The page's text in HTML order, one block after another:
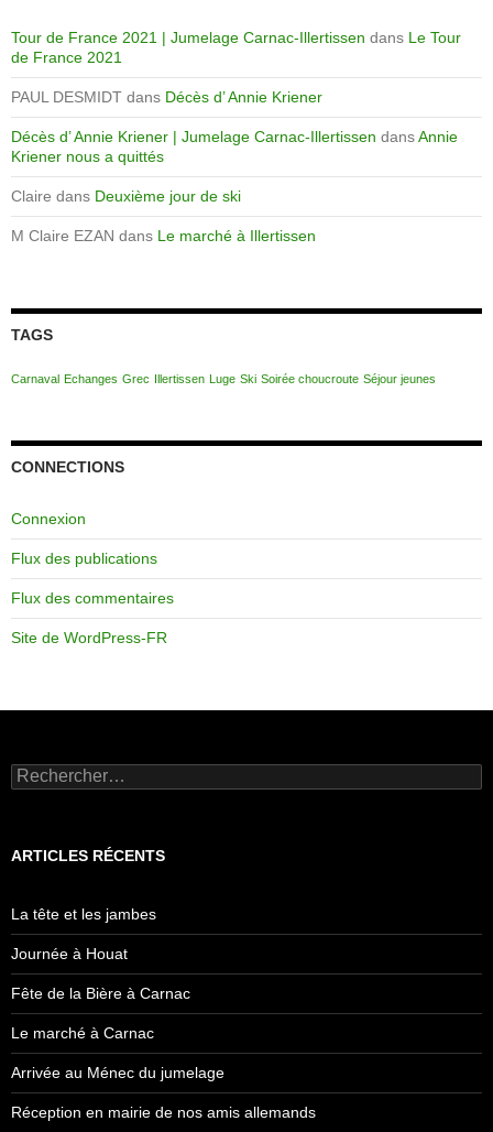
Tour de France 2021 | Jumelage Carnac-Illertissen dans Le Tour
de France 2021
PAUL DESMIDT dans Décès d’ Annie Kriener
Décès d’ Annie Kriener | Jumelage Carnac-Illertissen dansAnnie
Kriener nous a quittés
Claire dans Deuxième jour de ski
M Claire EZAN dans Le marché à Illertissen
TAGS
Carnaval Echanges Grec Illertissen Luge Ski Soirée choucroute Séjour jeunes
CONNECTIONS
Connexion
Flux des publications
Flux des commentaires
Site de WordPress-FR
Rechercher :
ARTICLES RÉCENTS
La tête et les jambes
Journée à Houat
Fête de la Bière à Carnac
Le marché à Carnac
Arrivée au Ménec du jumelage
Réception en mairie de nos amis allemands